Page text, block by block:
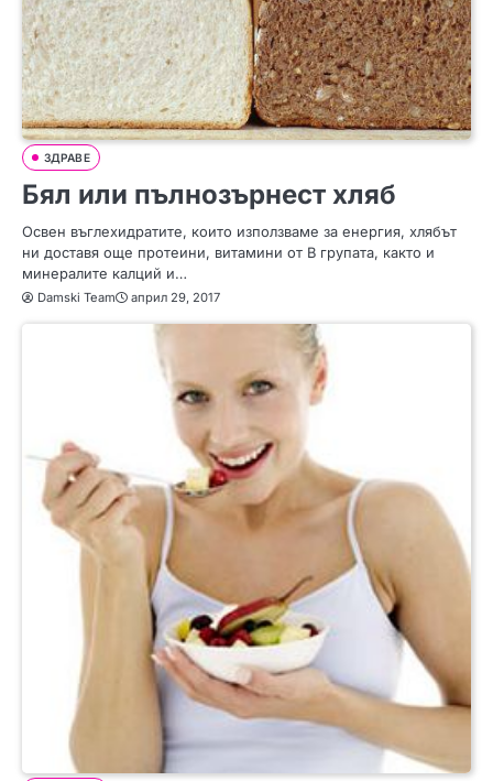
ЗДРАВЕ
Бял или пълнозърнест хляб
Освен въглехидратите, които използваме за енергия, хлябът
ни доставя още протеини, витамини от В групата, както и
минералите калций и…
Damski Team април 29, 2017